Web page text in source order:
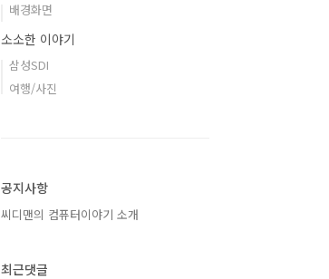
배경화면
소소한 이야기
삼성SDI
여행/사진
공지사항
씨디맨의 컴퓨터이야기 소개
최근댓글